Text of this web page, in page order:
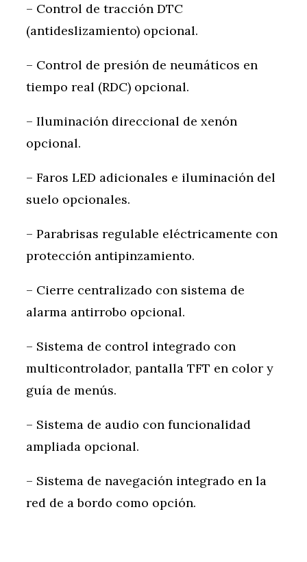
– Control de tracción DTC
(antideslizamiento) opcional.
– Control de presión de neumáticos en
tiempo real (RDC) opcional.
– Iluminación direccional de xenón
opcional.
– Faros LED adicionales e iluminación del
suelo opcionales.
– Parabrisas regulable eléctricamente con
protección antipinzamiento.
– Cierre centralizado con sistema de
alarma antirrobo opcional.
– Sistema de control integrado con
multicontrolador, pantalla TFT en color y
guía de menús.
– Sistema de audio con funcionalidad
ampliada opcional.
– Sistema de navegación integrado en la
red de a bordo como opción.